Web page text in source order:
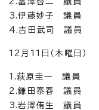
3.伊藤妙子 議員
4.吉田武司 議員
12月11日（木曜日）
1.萩原圭一 議員
2.鎌田泰春 議員
3.岩澤侑生 議員